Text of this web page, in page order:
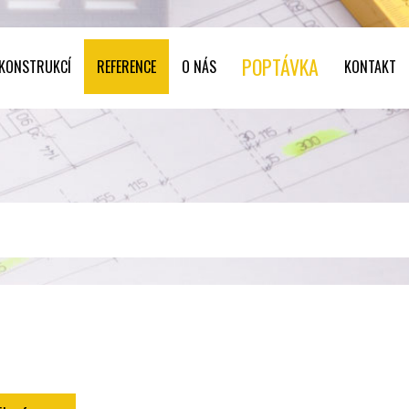
REFERENCE O NÁS POPTÁVKA KONTAKT